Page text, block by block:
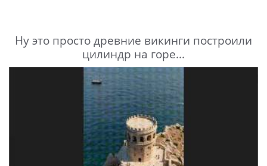
Ну это просто древние викинги построили
цилиндр на горе...